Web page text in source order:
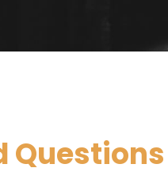
Questions